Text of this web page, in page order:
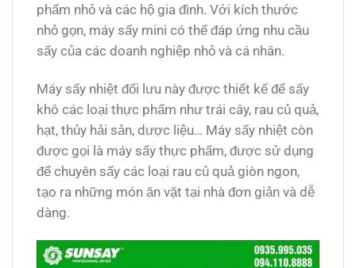
phẩm nhỏ và các hộ gia đình. Với kích thước
nhỏ gọn, máy sấy mini có thể đáp ứng nhu cầu
sấy của các doanh nghiệp nhỏ và cá nhân.
Máy sấy nhiệt đối lưu này được thiết kế để sấy
khô các loại thực phẩm như trái cây, rau củ quả,
hạt, thủy hải sản, dược liệu… Máy sấy nhiệt còn
được gọi là máy sấy thực phẩm, được sử dụng
để chuyên sấy các loại rau củ quả giòn ngon,
tạo ra những món ăn vặt tại nhà đơn giản và dễ
dàng.